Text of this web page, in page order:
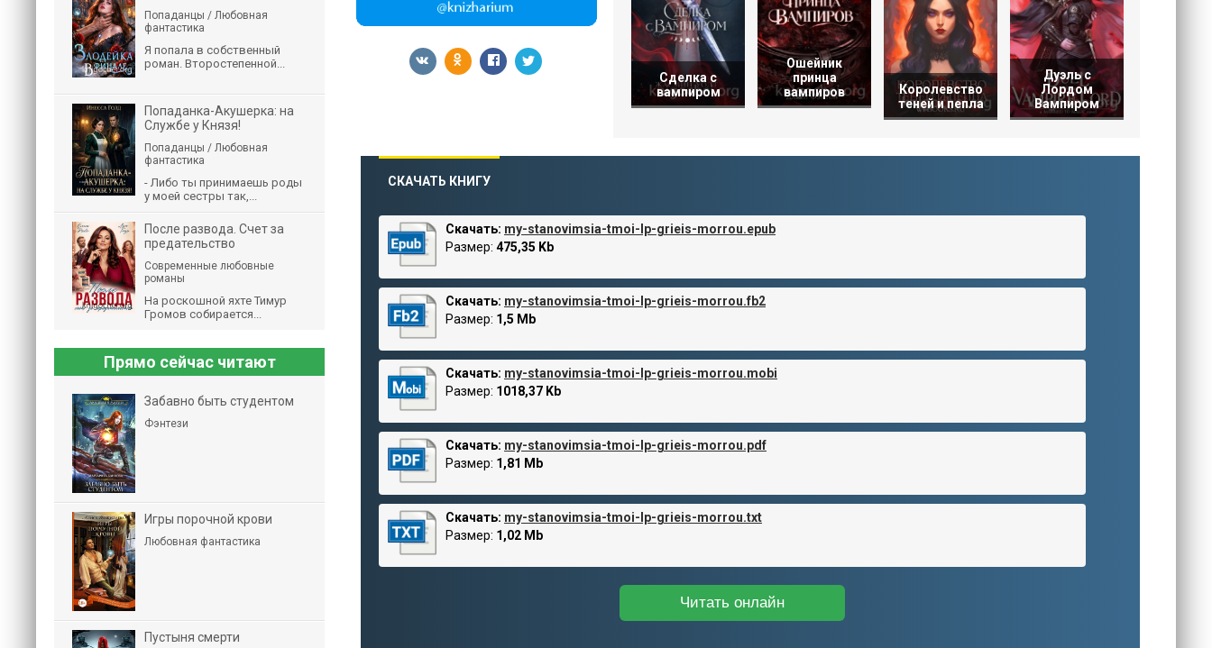
Сделка с
вампиром
Ошейник
принца
вампиров
Королевство
теней и пепла
Дуэль с
Лордом
Вампиром
СКАЧАТЬ КНИГУ
Скачать: my-stanovimsia-tmoi-lp-grieis-morrou.epub
Размер: 475,35 Kb
Скачать: my-stanovimsia-tmoi-lp-grieis-morrou.fb2
Размер: 1,5 Mb
Скачать: my-stanovimsia-tmoi-lp-grieis-morrou.mobi
Размер: 1018,37 Kb
Скачать: my-stanovimsia-tmoi-lp-grieis-morrou.pdf
Размер: 1,81 Mb
Скачать: my-stanovimsia-tmoi-lp-grieis-morrou.txt
Размер: 1,02 Mb
Читать онлайн
Попаданцы / Любовная
фантастика
Я попала в собственный
роман. Второстепенной...
Попаданка-Акушерка: на
Службе у Князя!
Попаданцы / Любовная
фантастика
- Либо ты принимаешь роды
у моей сестры так,...
После развода. Счет за
предательство
Современные любовные
романы
На роскошной яхте Тимур
Громов собирается...
Прямо сейчас читают
Забавно быть студентом
Фэнтези
Игры порочной крови
Любовная фантастика
Пустыня смерти